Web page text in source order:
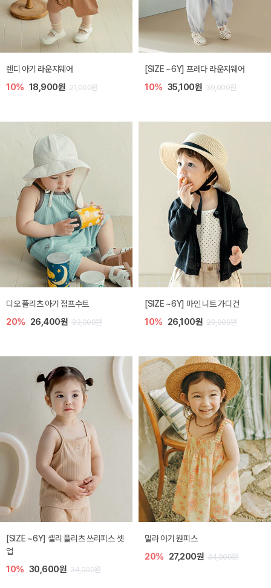
렌디 아기 라운지웨어
10% 18,900원 21,000원
[SIZE ~6Y] 프레다 라운지웨어
10% 35,100원 39,000원
디오 플리츠 아기 점프수트
20% 26,400원 33,000원
[SIZE ~6Y] 마인 니트 가디건
10% 26,100원 29,000원
[SIZE ~6Y] 셸리 플리츠 쓰리피스 셋
업
10% 30,600원 34,000원
밀라 아기 원피스
20% 27,200원 34,000원